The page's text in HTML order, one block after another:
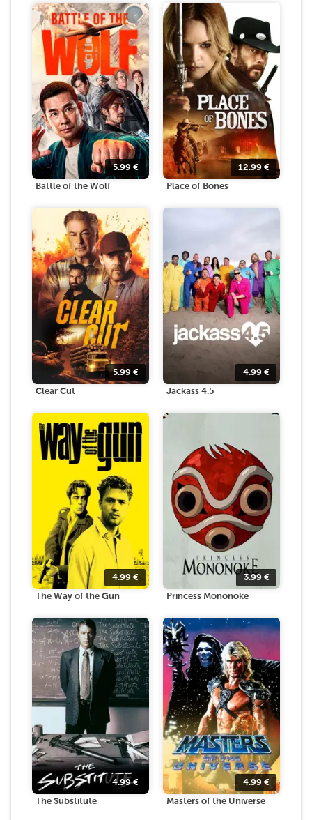
5.99 €
Battle of the Wolf
12.99 €
Place of Bones
5.99 €
Clear Cut
4.99 €
Jackass 4.5
4.99 €
The Way of the Gun
3.99 €
Princess Mononoke
4.99€
The Substitute
4.99 €
Masters of the Universe